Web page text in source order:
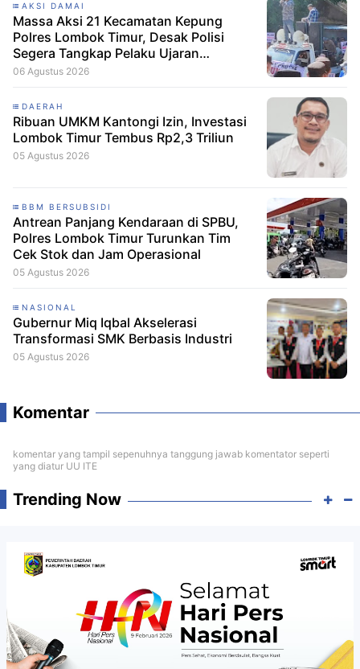
AKSI DAMAI
Massa Aksi 21 Kecamatan Kepung
Polres Lombok Timur, Desak Polisi
Segera Tangkap Pelaku Ujaran
Kebencian terhadap Bupati
06 Agustus 2026
DAERAH
Ribuan UMKM Kantongi Izin, Investasi
Lombok Timur Tembus Rp2,3 Triliun
05 Agustus 2026
BBM BERSUBSIDI
Antrean Panjang Kendaraan di SPBU,
Polres Lombok Timur Turunkan Tim
Cek Stok dan Jam Operasional
05 Agustus 2026
NASIONAL
Gubernur Miq Iqbal Akselerasi
Transformasi SMK Berbasis Industri
05 Agustus 2026
Komentar
komentar yang tampil sepenuhnya tanggung jawab komentator seperti
yang diatur UU ITE
Trending Now